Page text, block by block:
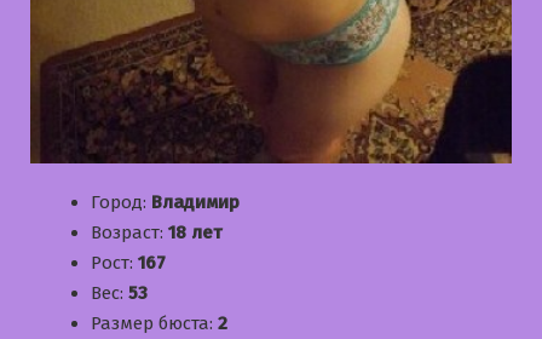
Город: Владимир
Возраст: 18 лет
Рост: 167
Вес: 53
Размер бюста: 2